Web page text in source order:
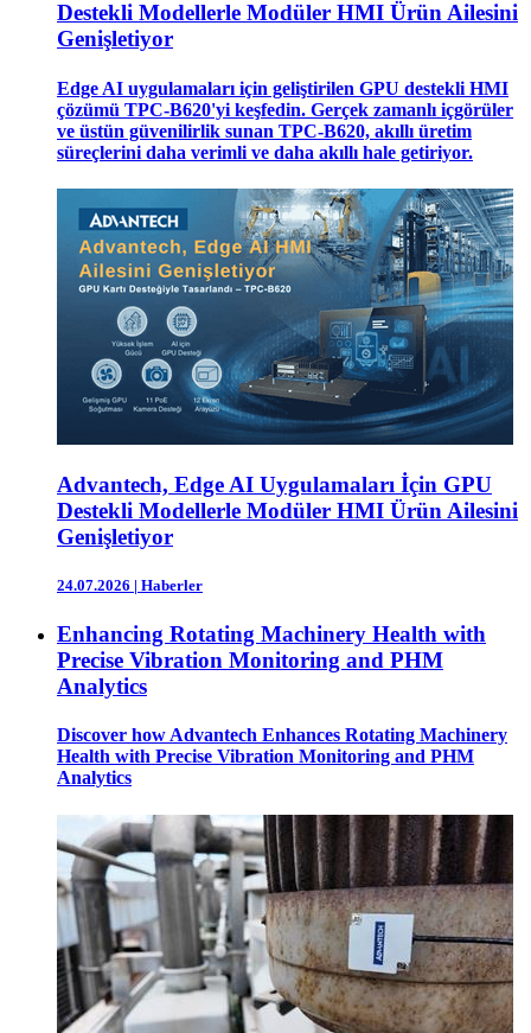
Destekli Modellerle Modüler HMI Ürün Ailesini
Genişletiyor
Edge AI uygulamaları için geliştirilen GPU destekli HMI
çözümü TPC-B620'yi keşfedin. Gerçek zamanlı içgörüler
ve üstün güvenilirlik sunan TPC-B620, akıllı üretim
süreçlerini daha verimli ve daha akıllı hale getiriyor.
Advantech, Edge AI Uygulamaları İçin GPU
Destekli Modellerle Modüler HMI Ürün Ailesini
Genişletiyor
24.07.2026 | Haberler
Enhancing Rotating Machinery Health with
Precise Vibration Monitoring and PHM
Analytics
Discover how Advantech Enhances Rotating Machinery
Health with Precise Vibration Monitoring and PHM
Analytics